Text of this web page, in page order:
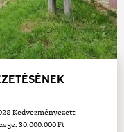
Kedvezményezett:
30.000.000 Ft